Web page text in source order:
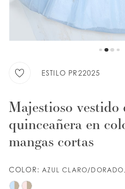
LISTA DE DESEOS
ESTILO PR22025
Majestioso vestido
quinceañera en
mangas cortas
COLOR: AZUL CLARO/